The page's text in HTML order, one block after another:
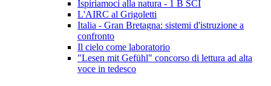
Ispiriamoci alla natura - 1 B SCI
L'AIRC al Grigoletti
Italia - Gran Bretagna: sistemi d'istruzione a
confronto
Il cielo come laboratorio
"Lesen mit Gefühl" concorso di lettura ad alta
voce in tedesco